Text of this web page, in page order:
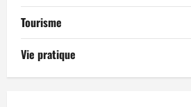
Tourisme
Vie pratique